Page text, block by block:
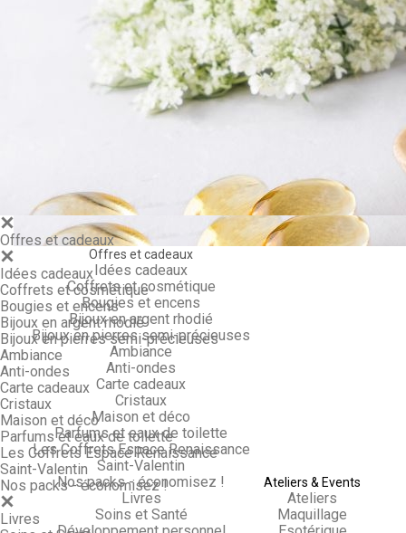
Offres et cadeaux
Idées cadeaux
Coffrets et cosmétique
Bougies et encens
Bijoux en argent rhodié
Bijoux en pierres semi-précieuses
Ambiance
Anti-ondes
Carte cadeaux
Cristaux
Maison et déco
Parfums et eaux de toilette
Les Coffrets Espace Renaissance
Saint-Valentin
Nos packs - économisez !
Livres
Offres et cadeaux
Idées cadeaux
Coffrets et cosmétique
Bougies et encens
Bijoux en argent rhodié
Bijoux en pierres semi-précieuses
Ambiance
Anti-ondes
Carte cadeaux
Cristaux
Maison et déco
Parfums et eaux de toilette
Les Coffrets Espace Renaissance
Saint-Valentin
Nos packs - économisez !
Livres
Soins et Santé
Ateliers & Events
Ateliers
Maquillage